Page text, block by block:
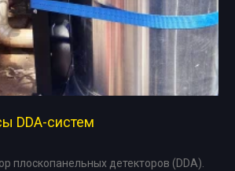
DDA-систем
плоскопанельных детекторов (DDA).